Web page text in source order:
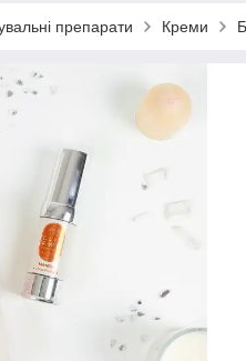
препарати Креми